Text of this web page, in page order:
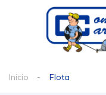
Inicio Flota